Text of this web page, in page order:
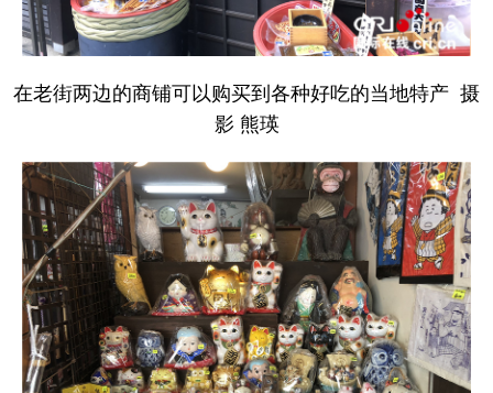
在老街两边的商铺可以购买到各种好吃的当地特产 摄
影 熊瑛